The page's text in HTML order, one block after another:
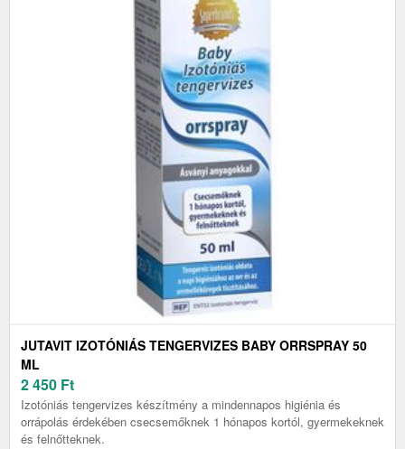
JUTAVIT IZOTÓNIÁS TENGERVIZES BABY ORRSPRAY 50
ML
2 450 Ft
Izotóniás tengervizes készítmény a mindennapos higiénia és
orrápolás érdekében csecsemőknek 1 hónapos kortól, gyermekeknek
és felnőtteknek.